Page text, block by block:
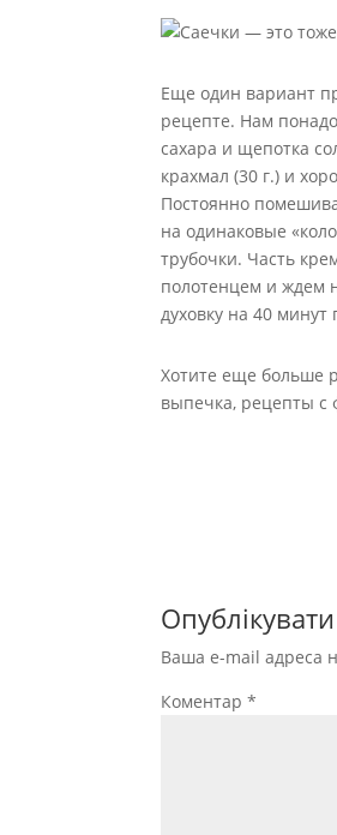
Еще один вариант
рецепте. Нам
сахара и щепотка
крахмал (30 г.) и
Постоянно
на одинаковые
трубочки. Часть
полотенцем и ждем
духовку на 40 минут
Хотите еще больше
выпечка, рецепты с
Ваша e-mail адреса
Коментар*